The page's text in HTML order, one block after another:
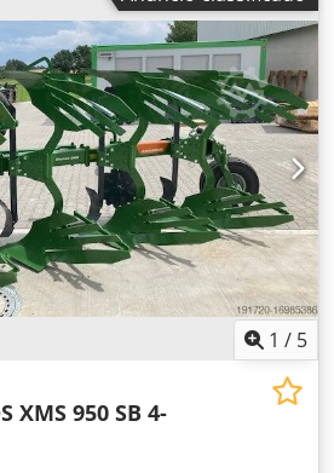
1 / 5
XMS 950 SB 4-